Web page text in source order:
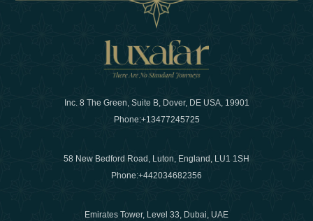
Inc. 8 The Green, Suite B, Dover, DE USA, 19901
Phone:+13477245725
58 New Bedford Road, Luton, England, LU1 1SH
Phone:+442034682356
Emirates Tower, Level 33, Dubai, UAE